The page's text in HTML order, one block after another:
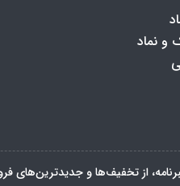
و نماد
از تخفیف‌ها و جدیدترین‌های